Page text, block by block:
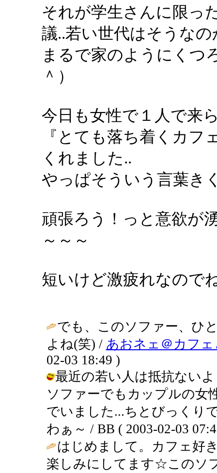
それが学生さんに限っ
議..若い世代はそうなの
まるで家のようにくつ
＾）
今日も女性で１人で来
『とても落ち着くカフ
くれました..
やっぱそういう言葉き
頑張ろう！っと意欲が
～～～
短いけど激疲れなので
でも、このソファー、ひ
よね(笑) / あおネェ＠カフ
02-03 18:49 )
最近の若い人は抵抗ない
ソファーでもカップルの女
でいました...ちとびっくり
わぁ～ / BB ( 2003-02-03
はじめまして。カフェ好
楽しみにしてます☆このソ